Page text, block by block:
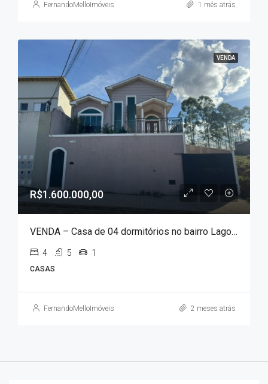
FernandoMelloImóveis 1 mês atrás
VENDA
R$1.600.000,00
VENDA – Casa de 04 dormitórios no bairro Lagoa Seca !!!
4 5 1
CASAS
FernandoMelloImóveis 2 meses atrás